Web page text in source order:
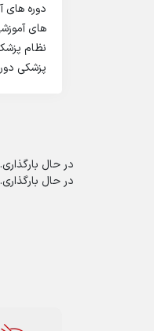
های
نظام
پزشکی
در حال
در حال